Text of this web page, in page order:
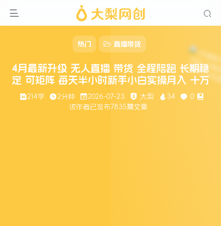
热门 直播带货
4月最新升级 无人直播 带货 全程陪跑 长期稳
定 可矩阵 每天半小时新手小白实操月入 十万
214字 2分钟 2026-07-23 大梨 34
0
该作者已发布7835篇文章